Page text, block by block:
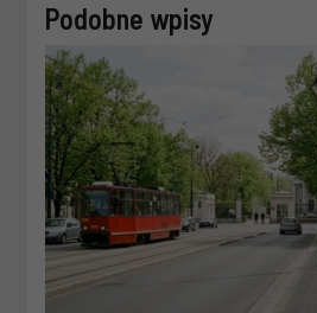
Podobne wpisy